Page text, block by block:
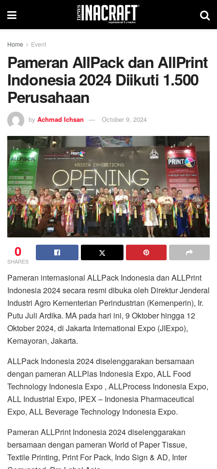
Home Event
Pameran AllPack dan AllPrint
Indonesia 2024 Diikuti 1.500
Perusahaan
by Achmad Ichsan October 9, 2024
0
SHARES
Pameran internasional ALLPack Indonesia dan ALLPrint
Indonesia 2024 secara resmi dibuka oleh Direktur Jenderal
Industri Agro Kementerian Perindustrian (Kemenperin), Ir.
Putu Juli Ardika. MA pada hari ini, 9 Oktober hingga 12
Oktober 2024, di Jakarta International Expo (JIExpo),
Kemayoran, Jakarta.
ALLPack Indonesia 2024 diselenggarakan bersamaan
dengan pameran ALLPlas Indonesia Expo, ALL Food
Technology Indonesia Expo , ALLProcess Indonesia Expo,
ALL Industrial Expo, IPEX – Indonesia Pharmaceutical
Expo, ALL Beverage Technology Indonesia Expo.
Pameran ALLPrint Indonesia 2024 diselenggarakan
bersamaan dengan pameran World of Paper Tissue,
Textile Printing, Print For Pack, Indo Sign & AD, Inter